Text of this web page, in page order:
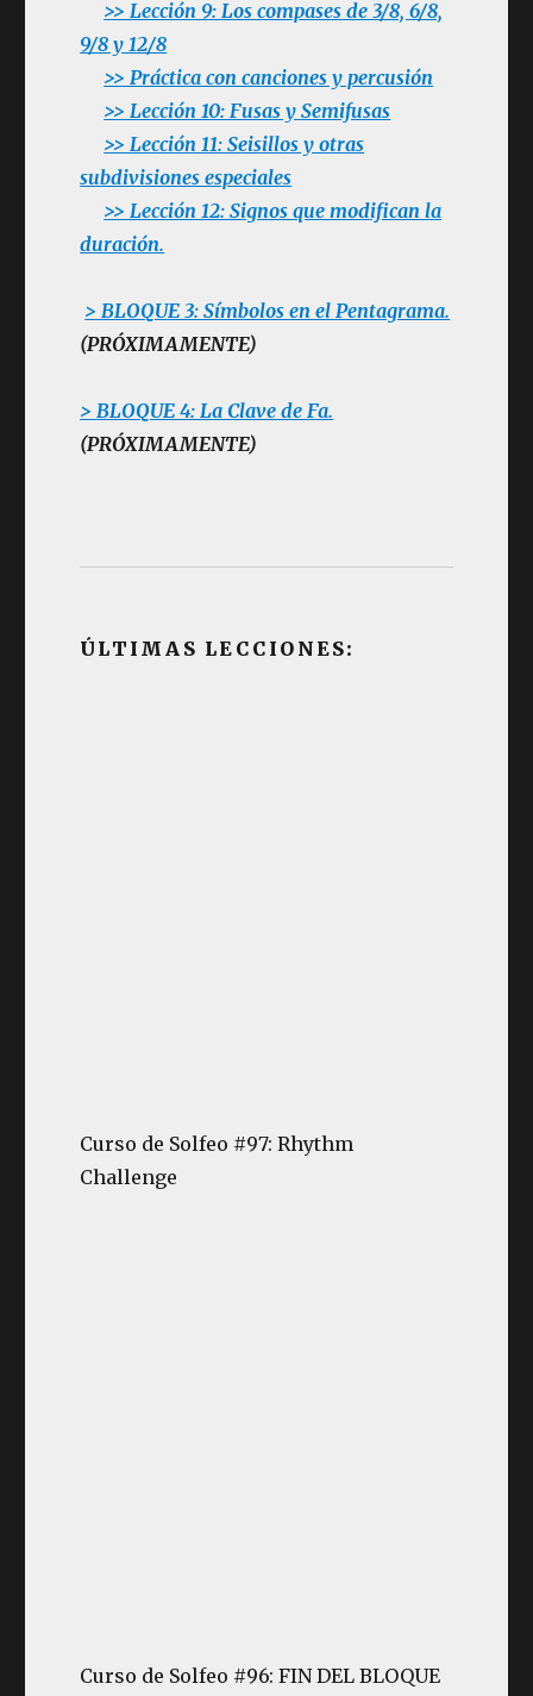
>> Lección 9: Los compases de 3/8, 6/8,
9/8 y 12/8
>> Práctica con canciones y percusión
>> Lección 10: Fusas y Semifusas
>> Lección 11: Seisillos y otras
subdivisiones especiales
>> Lección 12: Signos que modifican la
duración.
> BLOQUE 3: Símbolos en el Pentagrama.
(PRÓXIMAMENTE)
> BLOQUE 4: La Clave de Fa.
(PRÓXIMAMENTE)
ÚLTIMAS LECCIONES:
Curso de Solfeo #97: Rhythm
Challenge
Curso de Solfeo #96: FIN DEL BLOQUE